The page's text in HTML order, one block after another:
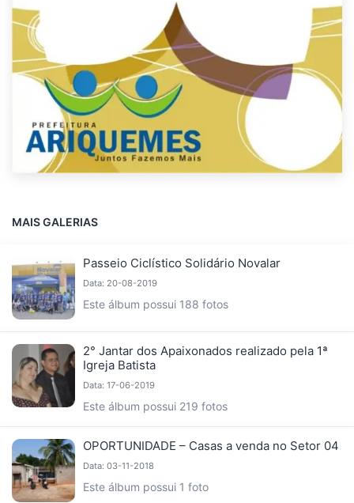
MAIS GALERIAS
Passeio Ciclístico Solidário Novalar
Data: 20-08-2019
Este álbum possui 188 fotos
2° Jantar dos Apaixonados realizado pela 1ª
Igreja Batista
Data: 17-06-2019
Este álbum possui 219 fotos
OPORTUNIDADE – Casas a venda no Setor 04
Data: 03-11-2018
Este álbum possui 1 foto